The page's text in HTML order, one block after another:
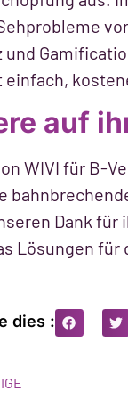
und
einfach,
auf
WIVI für B-
Dank für
Lösungen
dies :